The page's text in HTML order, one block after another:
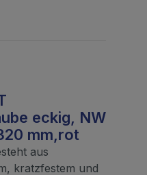
eckig, NW
mm,rot
aus
kratzfestem und